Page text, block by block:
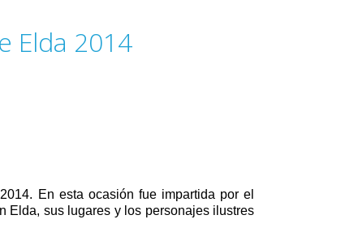
Elda 2014
En esta ocasión fue impartida por el
Elda, sus lugares y los personajes ilustres